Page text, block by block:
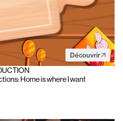
Découvrir
Home is where I want